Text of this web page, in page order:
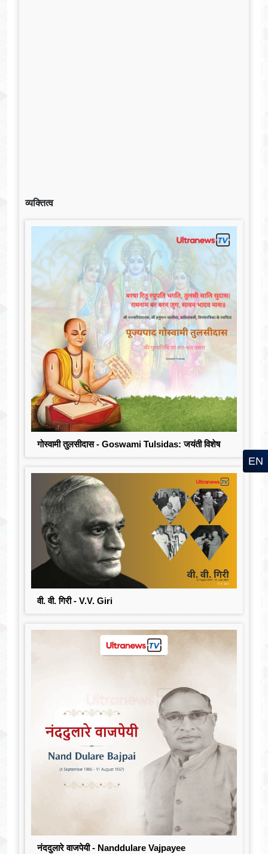
व्यक्तित्व
गोस्वामी तुलसीदास - Goswami Tulsidas: जयंती विशेष
वी. वी. गिरी - V.V. Giri
नंददुलारे वाजपेयी - Nanddulare Vajpayee
EN